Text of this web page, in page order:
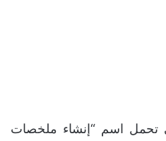
تحمل اسم “إنشاء ملخصات